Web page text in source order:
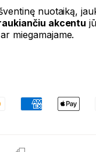
nuotaiką,
akcentu
miegamajame.